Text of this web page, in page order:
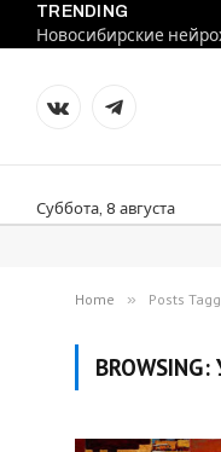
TRENDING
VKontakteTelegram
Суббота, 8 августа
Home » Posts
BROWSING: